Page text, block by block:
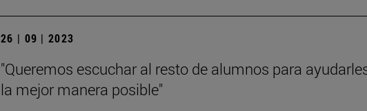
26 | 09 | 2023
"Queremos escuchar al resto de alumnos para
la mejor manera posible"